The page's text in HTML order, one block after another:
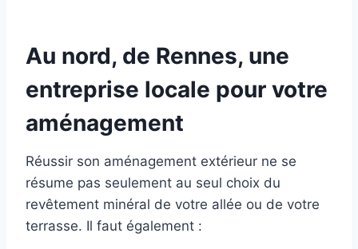
Au nord, de Rennes, une
entreprise locale pour votre
aménagement
Réussir son aménagement extérieur ne se
résume pas seulement au seul choix du
revêtement minéral de votre allée ou de votre
terrasse. Il faut également :